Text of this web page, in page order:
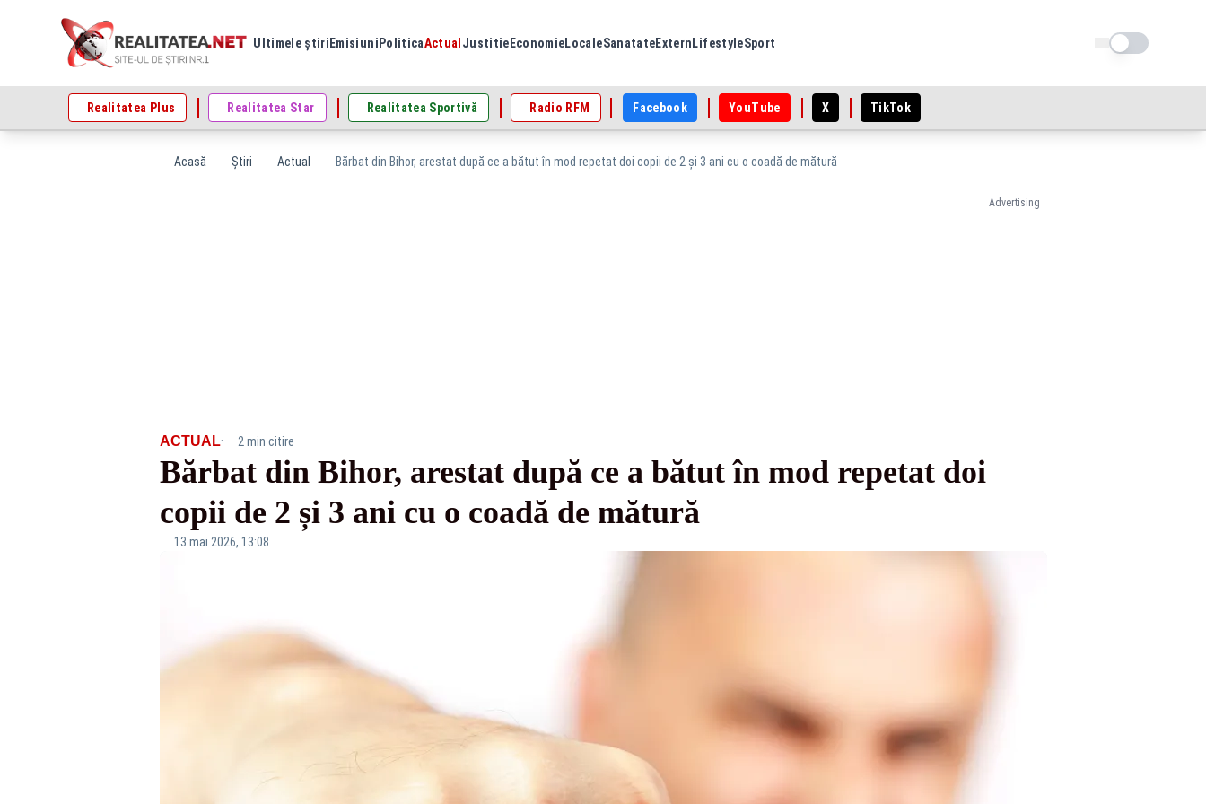
Ultimele știri Emisiuni PoliticaActual Justitie EconomieLocaleSanatateExtern LifestyleSport Schimba tema
Realitatea Plus Realitatea Star Realitatea Sportivă Radio RFM Facebook YouTube X TikTok
Acasă Știri Actual Bărbat din Bihor, arestat după ce a bătut în mod repetat doi copii de 2 și 3 ani cu o coadă de mătură
Advertising
ACTUAL· 2 min citire
Bărbat din Bihor, arestat după ce a bătut în mod repetat doi
copii de 2 și 3 ani cu o coadă de mătură
13 mai 2026, 13:08